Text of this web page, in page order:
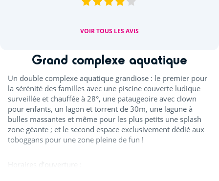
VOIR TOUS LES AVIS
Grand complexe aquatique
Un double complexe aquatique grandiose : le premier pour
la sérénité des familles avec une piscine couverte ludique
surveillée et chauffée à 28°, une pataugeoire avec clown
pour enfants, un lagon et torrent de 30m, une lagune à
bulles massantes et même pour les plus petits une splash
zone géante ; et le second espace exclusivement dédié aux
toboggans pour une zone pleine de fun !
Horaires d'ouverture :